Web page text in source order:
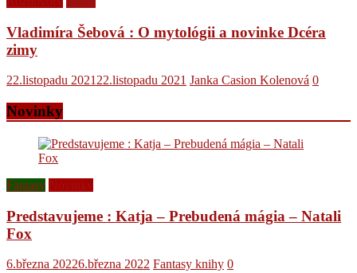
Vladimíra Šebová : O mytológii a novinke Dcéra
zimy
22.listopadu 2021 22.listopadu 2021 Janka Casion Kolenová 0
Novinky
Fantasy
Predstavujeme : Katja – Prebudená mágia – Natali
Fox
6.března 20226.března 2022 Fantasy knihy 0